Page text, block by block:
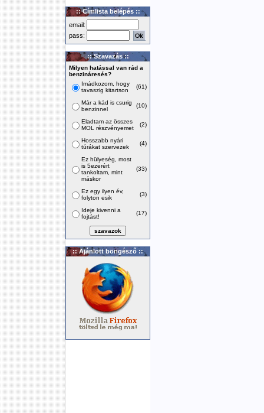
:: Címlista belépés ::
email:
pass:
:: Szavazás ::
Milyen hatással van rád a
benzináresés?
Imádkozom, hogy
tavaszig kitartson
(61)
Már a kád is csurig
benzinnel
(10)
Eladtam az összes
MOL részvényemet
(2)
Hosszabb nyári
túrákat szervezek
(4)
Ez hülyeség, most
is 5ezerért
tankoltam, mint
máskor
(33)
Ez egy ilyen év,
folyton esik
(3)
Ideje kivenni a
fojtást!
(17)
:: Ajánlott böngésző ::